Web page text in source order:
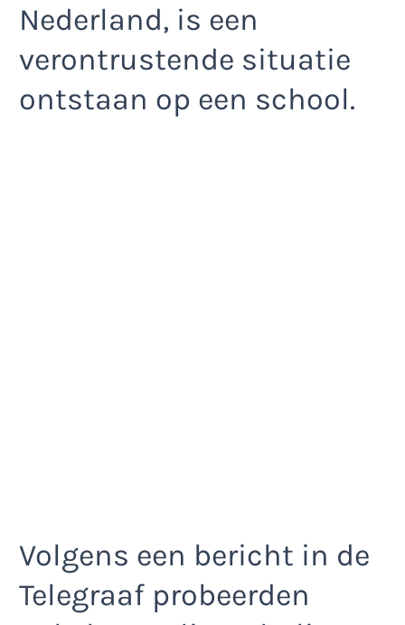
Nederland, is een
verontrustende situatie
ontstaan op een school.
Volgens een bericht in de
Telegraaf probeerden